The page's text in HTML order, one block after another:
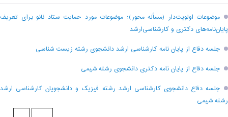
موضوعات اولویت‌دار (مسأله محور)؛ موضوعات مورد حمایت ستاد نانو برای تعریف
پایان‌نامه‌های دکتری و کارشناسی‌ارشد
جلسه دفاع از پایان نامه کارشناسی ارشد دانشجوی رشته زیست شناسی
جلسه دفاع از پایان نامه دکتری دانشجوی رشته شیمی
جلسه دفاع دانشجوی کارشناسی ارشد رشته فیزیک و دانشجویان کارشناسی ارشد
رشته شیمی